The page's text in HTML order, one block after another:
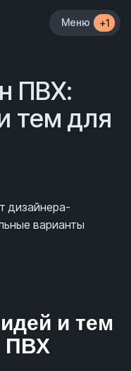
Меню +1
ПВХ:
тем для
дизайнера-
варианты
и тем
ПВХ